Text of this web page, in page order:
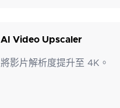
AI Video Upscaler
將影片解析度提升至 4K。